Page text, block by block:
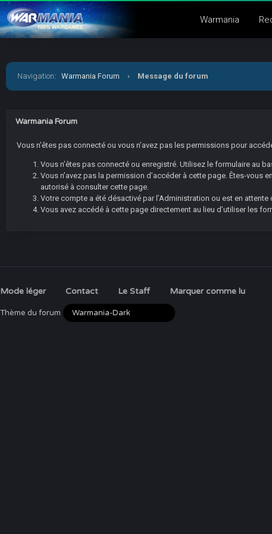
Warmania
Navigation: Warmania Forum › Message du forum
Warmania Forum
Vous n’êtes pas connecté ou vous n’avez pas les permissions pour
Vous n’êtes pas connecté ou enregistré. Utilisez le formulaire au
Vous n’avez pas la permission d’accéder à cette page. Êtes-vous
autorisé à consulter cette page.
Votre compte a été désactivé par l’Administration ou est en attente
Vous avez accédé à cette page directement au lieu d’utiliser les
Mode léger Contact Le Staff Marquer comme lu
Thème du forum